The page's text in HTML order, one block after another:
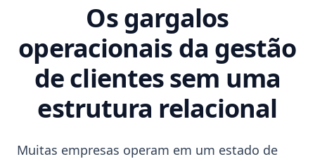
Os gargalos
operacionais da gestão
de clientes sem uma
estrutura relacional
Muitas empresas operam em um estado de